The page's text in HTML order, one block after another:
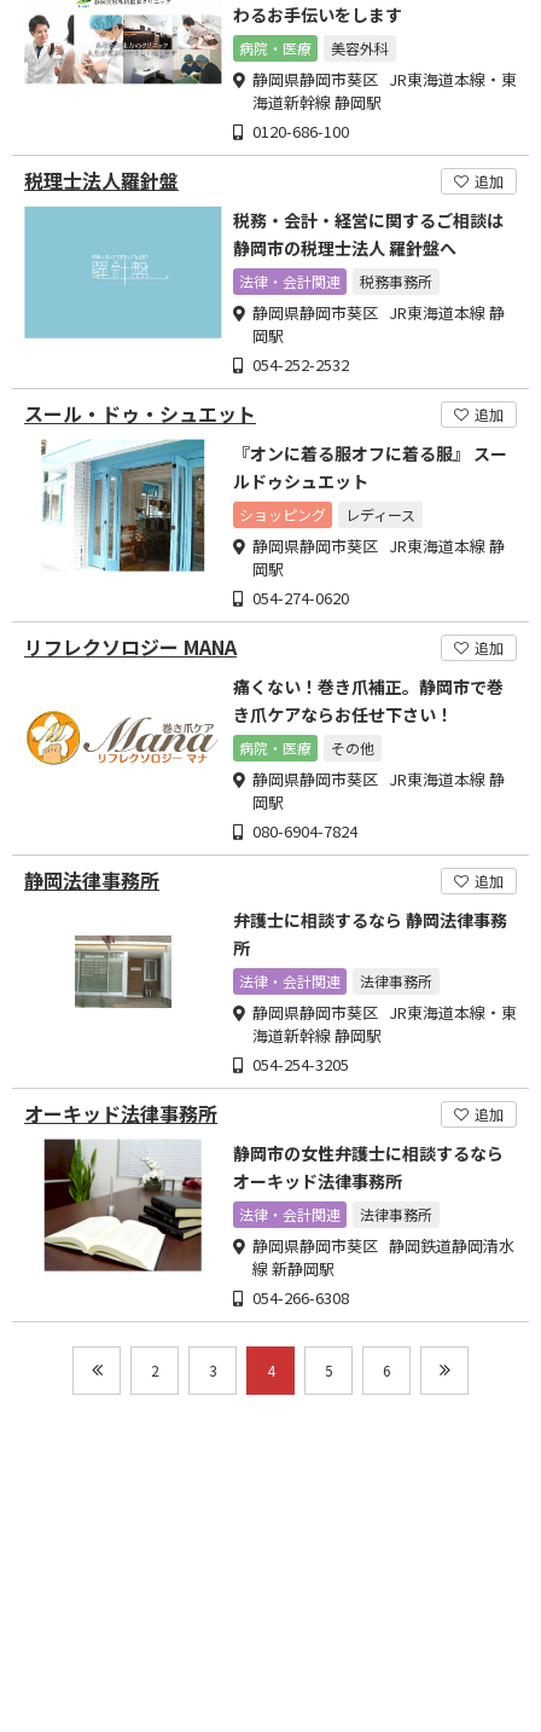
わるお手伝いをします
病院・医療 美容外科
静岡県静岡市葵区 JR東海道本線・東
海道新幹線 静岡駅
0120-686-100
税理士法人羅針盤 追加
税務・会計・経営に関するご相談は
静岡市の税理士法人 羅針盤へ
法律・会計関連 税務事務所
静岡県静岡市葵区 JR東海道本線 静
岡駅
054-252-2532
スール・ドゥ・シュエット 追加
『オンに着る服オフに着る服』 スー
ルドゥシュエット
ショッピング レディース
静岡県静岡市葵区 JR東海道本線 静
岡駅
054-274-0620
リフレクソロジー MANA 追加
痛くない！巻き爪補正。静岡市で巻
き爪ケアならお任せ下さい！
病院・医療 その他
静岡県静岡市葵区 JR東海道本線 静
岡駅
080-6904-7824
静岡法律事務所 追加
弁護士に相談するなら 静岡法律事務
所
法律・会計関連 法律事務所
静岡県静岡市葵区 JR東海道本線・東
海道新幹線 静岡駅
054-254-3205
オーキッド法律事務所 追加
静岡市の女性弁護士に相談するなら
オーキッド法律事務所
法律・会計関連 法律事務所
静岡県静岡市葵区 静岡鉄道静岡清水
線 新静岡駅
054-266-6308
2 3 4 5 6